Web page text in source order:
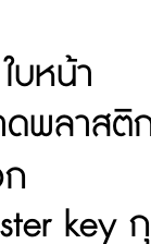
บหน้า
พลาสติ
key